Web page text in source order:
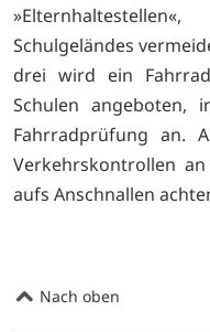
Schulgeländes
drei wird ein
Schulen angeboten,
Fahrradprüfung an.
Verkehrskontrollen
aufs Anschnallen
Nach oben